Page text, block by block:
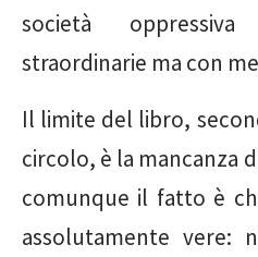
società
straordinarie ma con
Il limite del libro,
circolo, è la mancanza
comunque il fatto è
assolutamente vere: